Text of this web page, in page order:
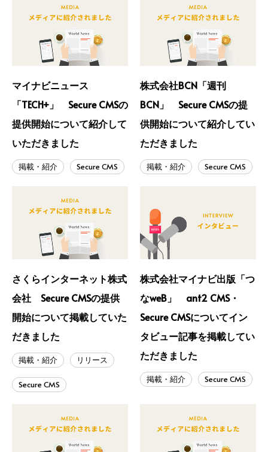
マイナビニュース
「TECH+」 Secure CMSの
提供開始について紹介して
いただきました
掲載・紹介 Secure CMS
株式会社BCN「週刊
BCN」 Secure CMSの提
供開始について紹介してい
ただきました
掲載・紹介 Secure CMS
さくらインターネット株式
会社 Secure CMSの提供
開始について掲載していた
だきました
掲載・紹介 リリース
Secure CMS
株式会社マイナビ出版「つ
なweB」 ant2 CMS・
Secure CMSについてイン
タビュー記事を掲載してい
ただきました
掲載・紹介 Secure CMS